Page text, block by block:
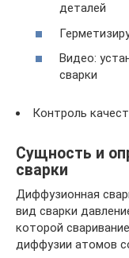
деталей
Видео:
сварки
Контроль
Сущность и
сварки
Диффузионная
вид сварки
которой
диффузии атомов